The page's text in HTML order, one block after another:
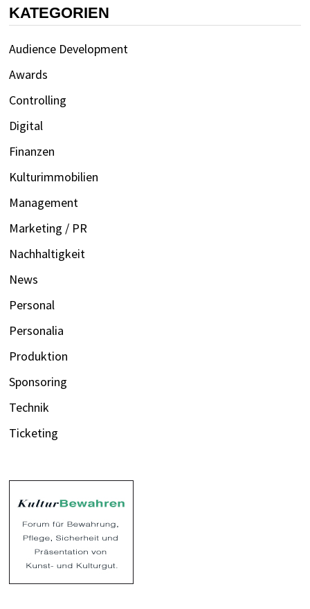
KATEGORIEN
Audience Development
Awards
Controlling
Digital
Finanzen
Kulturimmobilien
Management
Marketing / PR
Nachhaltigkeit
News
Personal
Personalia
Produktion
Sponsoring
Technik
Ticketing